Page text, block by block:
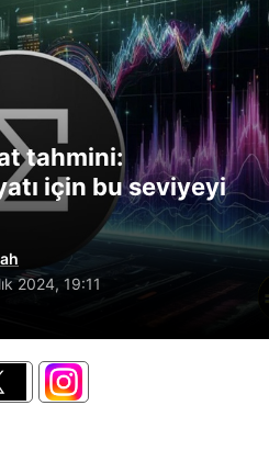
tahmini:
için bu seviyeyi
2024, 19:11